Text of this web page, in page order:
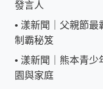
發言人
• 漾新聞｜父親節最
制霸秘笈
• 漾新聞｜熊本青
園與家庭